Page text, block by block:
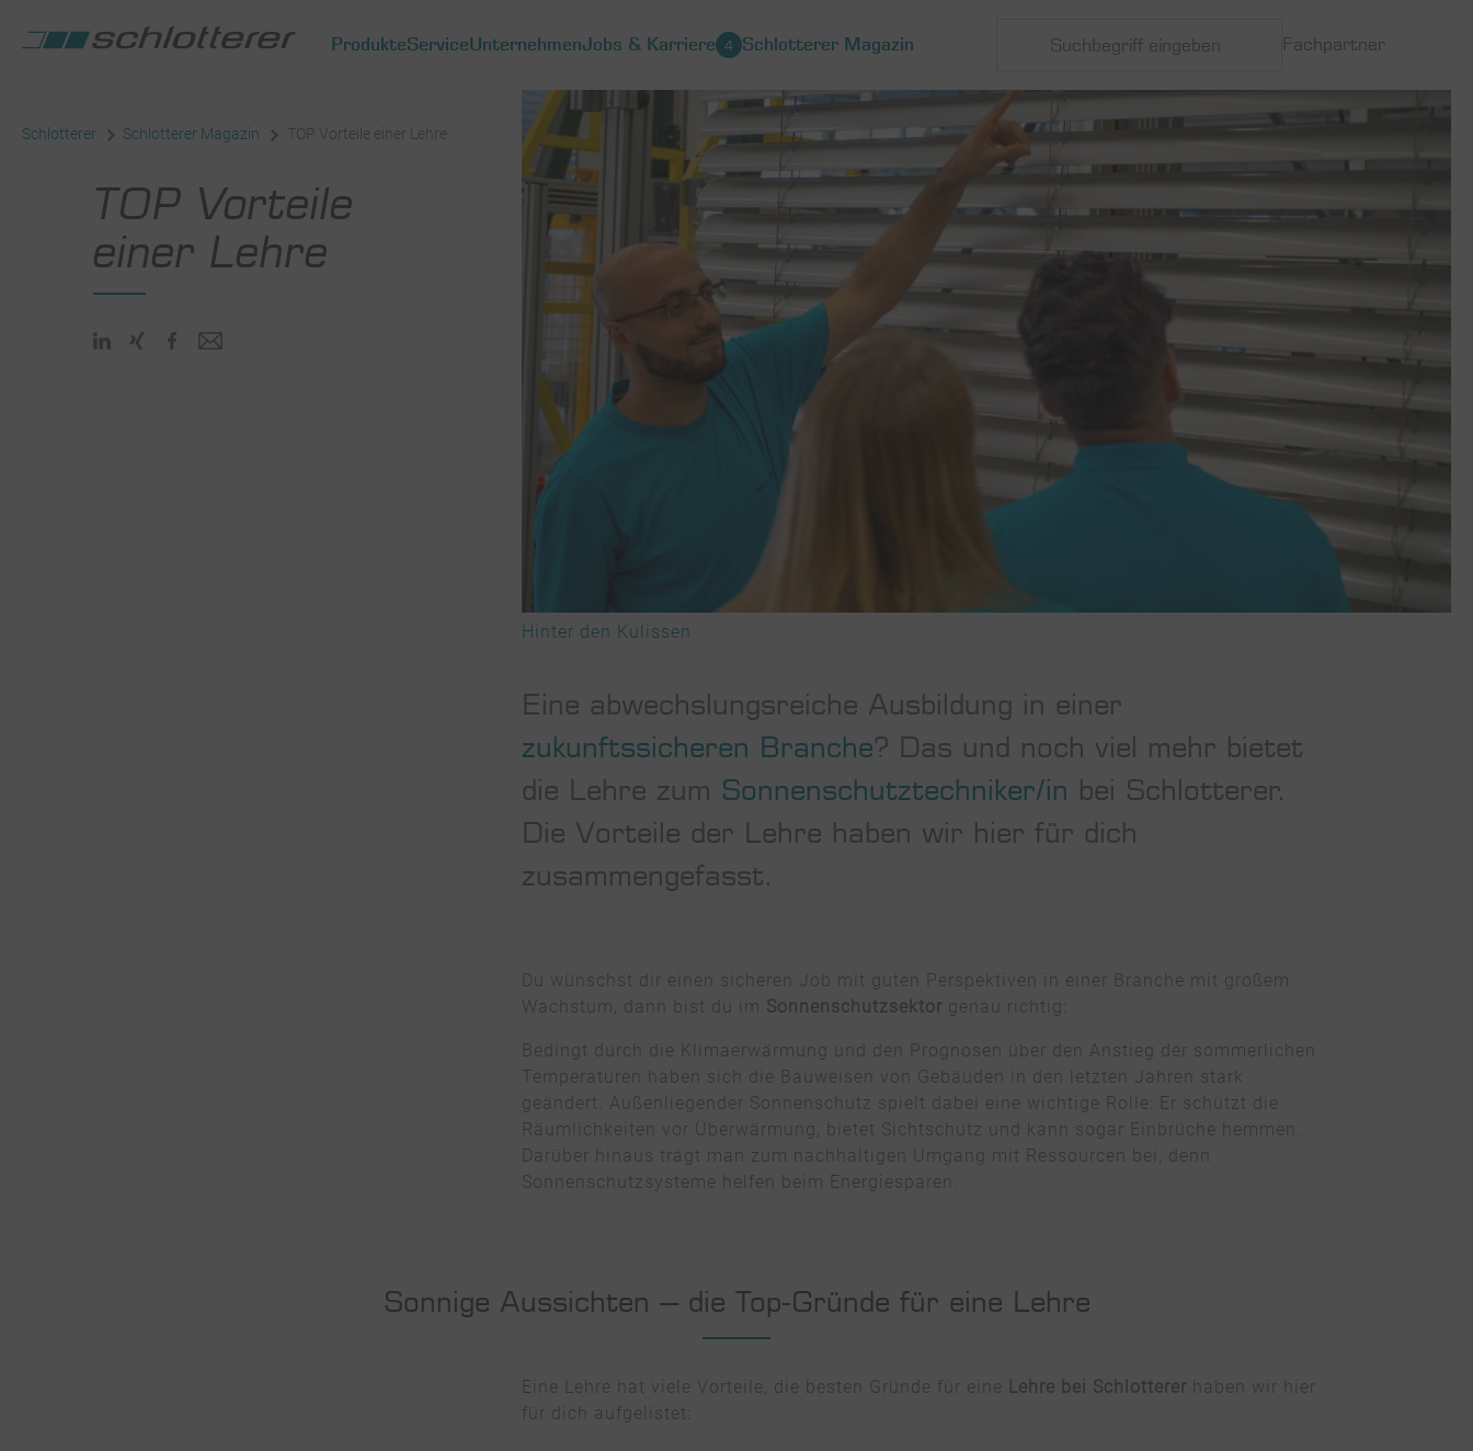
ProdukteServiceUnternehmenJobs & Karriere 4 Schlotterer Magazin Fachpartner
Schlotterer Schlotterer Magazin TOP Vorteile einer Lehre
TOP Vorteile
einer Lehre
Hinter den Kulissen
Eine abwechslungsreiche Ausbildung in einer
zukunftssicheren Branche? Das und noch viel mehr bietet
die Lehre zum Sonnenschutztechniker/in bei Schlotterer.
Die Vorteile der Lehre haben wir hier für dich
zusammengefasst.
Du wünschst dir einen sicheren Job mit guten Perspektiven in einer Branche mit großem
Wachstum, dann bist du im Sonnenschutzsektor genau richtig:
Bedingt durch die Klimaerwärmung und den Prognosen über den Anstieg der sommerlichen
Temperaturen haben sich die Bauweisen von Gebäuden in den letzten Jahren stark
geändert. Außenliegender Sonnenschutz spielt dabei eine wichtige Rolle: Er schützt die
Räumlichkeiten vor Überwärmung, bietet Sichtschutz und kann sogar Einbrüche hemmen.
Darüber hinaus trägt man zum nachhaltigen Umgang mit Ressourcen bei, denn
Sonnenschutzsysteme helfen beim Energiesparen.
Sonnige Aussichten – die Top-Gründe für eine Lehre
Eine Lehre hat viele Vorteile, die besten Gründe für eine Lehre bei Schlotterer haben wir hier
für dich aufgelistet: